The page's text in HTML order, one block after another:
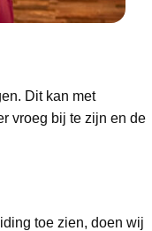
Dit kan met
vroeg bij te zijn en de
toe zien, doen wij